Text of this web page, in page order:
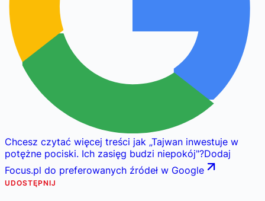
Chcesz czytać więcej treści jak „Tajwan inwestuje w
potężne pociski. Ich zasięg budzi niepokój"?Dodaj
Focus.pl do preferowanych źródeł w Google
UDOSTĘPNIJ